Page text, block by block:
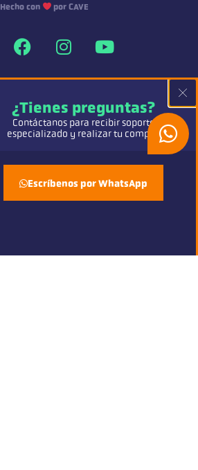
Hecho con
por CAVE
¿Tienes preguntas?
Contáctanos para recibir soporte
especializado y realizar tu compra.
Escríbenos por WhatsApp